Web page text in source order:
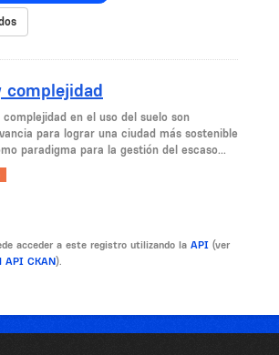
complejidad
en el uso del suelo son
para lograr una ciudad más sostenible
paradigma para la gestión del escaso...
acceder a este registro utilizando la API (ver
API CKAN).